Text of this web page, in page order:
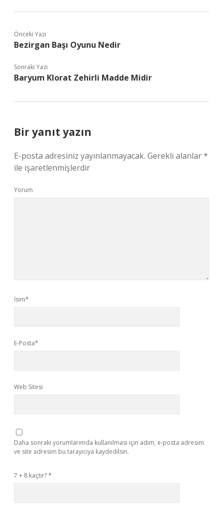
Önceki Yazı
Bezirgan Başı Oyunu Nedir
Sonraki Yazı
Baryum Klorat Zehirli Madde Midir
Bir yanıt yazın
E-posta adresiniz yayınlanmayacak. Gerekli alanlar*
ile işaretlenmişlerdir
Yorum
İsim*
E-Posta*
Web Sitesi
Daha sonraki yorumlarımda kullanılması için adım, e-posta adresim
ve site adresim bu tarayıcıya kaydedilsin.
7 + 8 kaçtır?*